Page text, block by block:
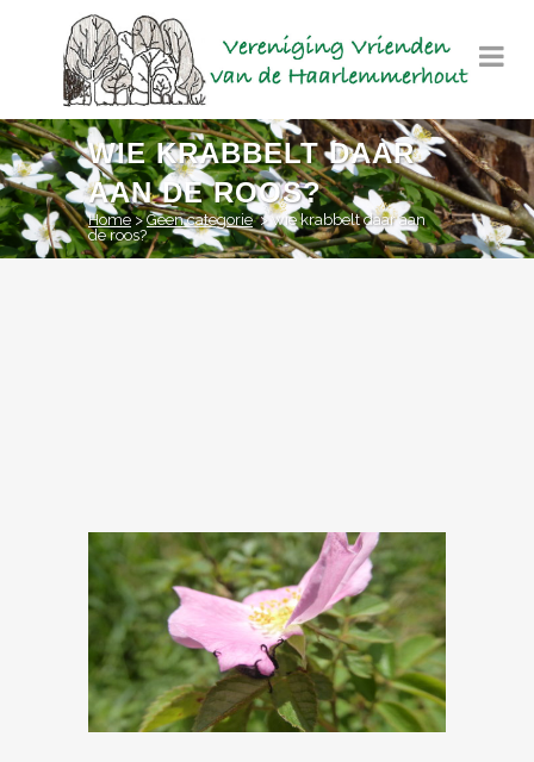
WIE KRABBELT DAAR
AAN DE ROOS?
Home>Geen categorie >wie krabbelt daar aan
de roos?